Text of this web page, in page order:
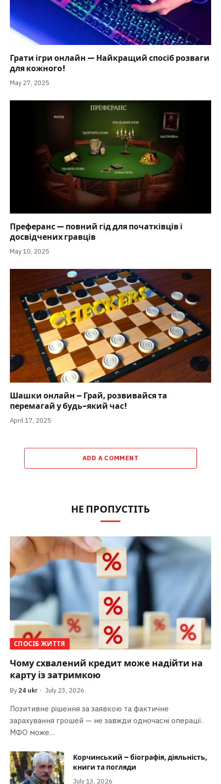
Грати ігри онлайн — Найкращий спосіб розваги
для кожного!
May 27, 2025
Преферанс — повний гід для початківців і
досвідчених гравців
May 10, 2025
Шашки онлайн – Грай, розвивайся та
перемагай у будь-який час!
April 17, 2025
ADD A COMMENT
НЕ ПРОПУСТІТЬ
СПОСІБ ЖИТТЯ
Чому схвалений кредит може надійти на
карту із затримкою
By 24 ukr July 23, 2026
Позитивне рішення за заявкою та фактичне
зарахування грошей — не завжди одночасні операції.
МФО може…
Корчинський – біографія, діяльність,
книги та погляди
July 13, 2026